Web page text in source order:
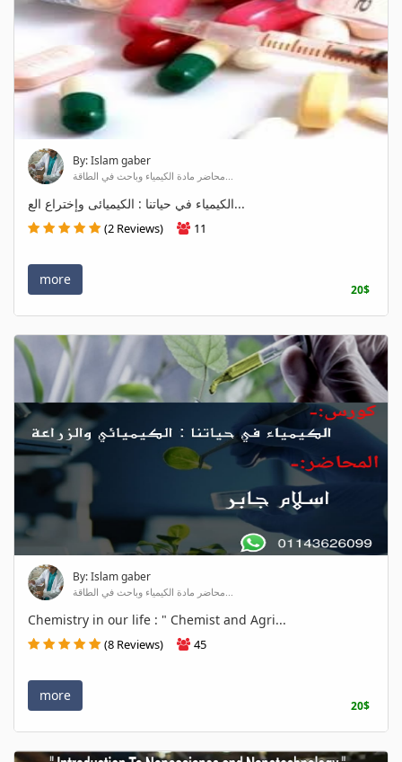
By: Islam gaber
محاضر مادة الكيمياء وباحث في الطاقة...
الكيمياء في حياتنا : الكيميائى وإختراع الع...
(2 Reviews) 11
more
20$
By: Islam gaber
محاضر مادة الكيمياء وباحث في الطاقة...
Chemistry in our life : " Chemist and Agri...
(8 Reviews) 45
more
20$